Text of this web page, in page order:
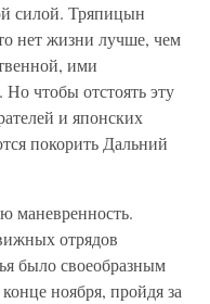
силой. Тряпицын
нет жизни лучше, чем
ими
чтобы отстоять эту
и японских
покорить Дальний
маневренность.
отрядов
было своеобразным
ноября, пройдя за